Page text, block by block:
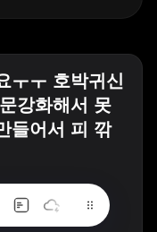
ㅜㅜ 호박귀신
강화해서 못
들어서 피 깎